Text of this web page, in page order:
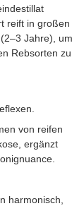
reift in großen
Jahre), um
Rebsorten zu
von reifen
ergänzt
harmonisch,